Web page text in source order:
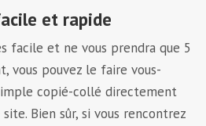
et rapide
facile et ne vous prendra que 5
vous pouvez le faire vous-
copié-collé directement
Bien sûr, si vous rencontrez